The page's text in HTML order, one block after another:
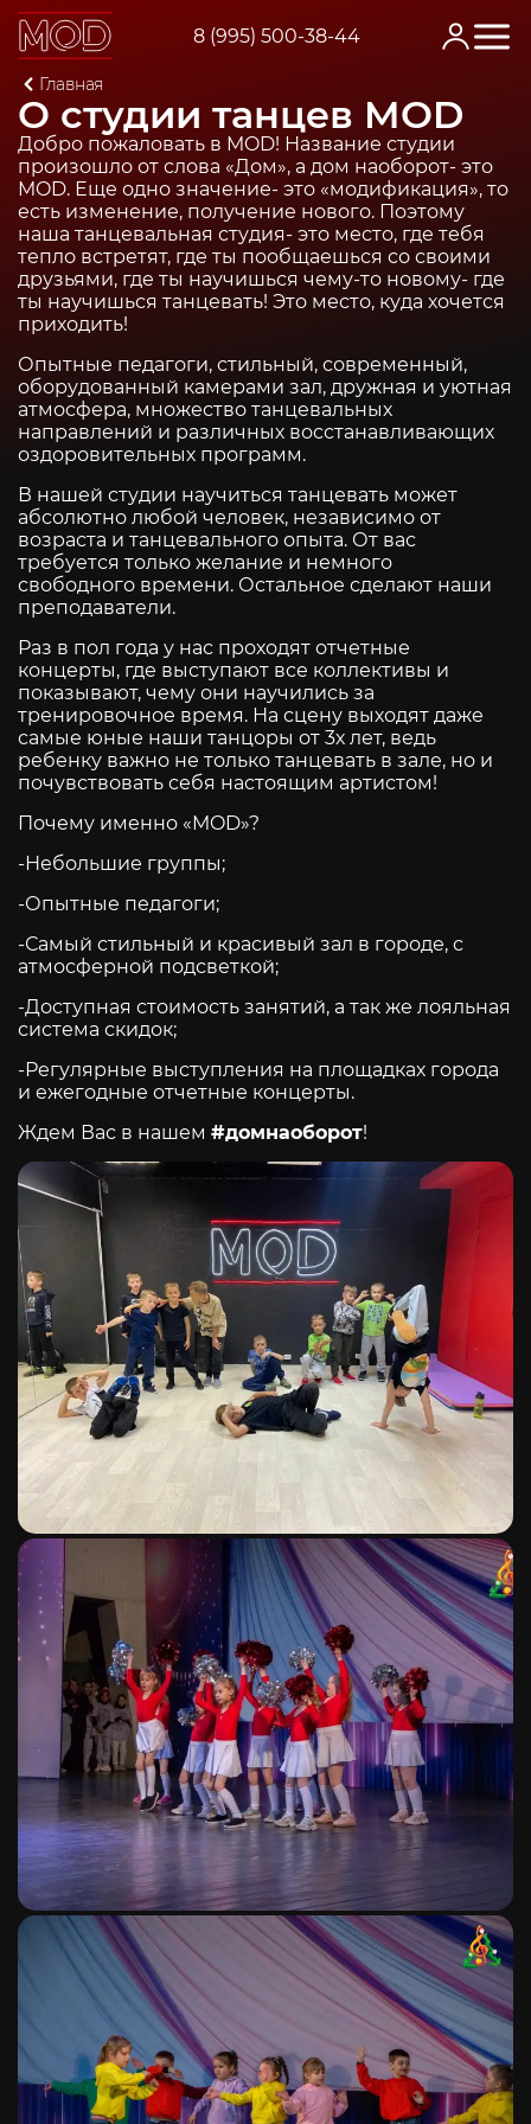
8 (995) 500-38-44
Главная
О студии танцев MOD
О студии танцев MOD
Добро пожаловать в MOD! Название студии
произошло от слова «Дом», а дом наоборот- это
MOD. Еще одно значение- это «модификация», то
есть изменение, получение нового. Поэтому
наша танцевальная студия- это место, где тебя
тепло встретят, где ты пообщаешься со своими
друзьями, где ты научишься чему-то новому- где
ты научишься танцевать! Это место, куда хочется
приходить!
Опытные педагоги, стильный, современный,
оборудованный камерами зал, дружная и уютная
атмосфера, множество танцевальных
направлений и различных восстанавливающих
оздоровительных программ.
В нашей студии научиться танцевать может
абсолютно любой человек, независимо от
возраста и танцевального опыта. От вас
требуется только желание и немного
свободного времени. Остальное сделают наши
преподаватели.
Раз в пол года у нас проходят отчетные
концерты, где выступают все коллективы и
показывают, чему они научились за
тренировочное время. На сцену выходят даже
самые юные наши танцоры от 3х лет, ведь
ребенку важно не только танцевать в зале, но и
почувствовать себя настоящим артистом!
Почему именно «MOD»?
-Небольшие группы;
-Опытные педагоги;
-Самый стильный и красивый зал в городе, с
атмосферной подсветкой;
-Доступная стоимость занятий, а так же лояльная
система скидок;
-Регулярные выступления на площадках города
и ежегодные отчетные концерты.
Ждем Вас в нашем #домнаоборот!